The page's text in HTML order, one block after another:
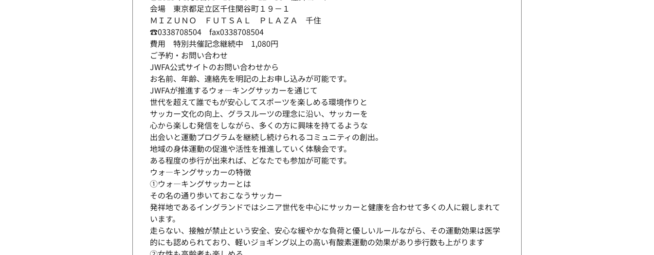
会場 東京都足立区千住関谷町１９－１
ＭＩＺＵＮＯ ＦＵＴＳＡＬ ＰＬＡＺＡ 千住
☎0338708504 fax0338708504
費用 特別共催記念継続中 1,080円
ご予約・お問い合わせ
JWFA公式サイトのお問い合わせから
お名前、年齢、連絡先を明記の上お申し込みが可能です。
JWFAが推進するウォ―キングサッカーを通じて
世代を超えて誰でもが安心してスポーツを楽しめる環境作りと
サッカー文化の向上、グラスルーツの理念に沿い、サッカーを
心から楽しむ発信をしながら、多くの方に興味を持てるような
出会いと運動プログラムを継続し続けられるコミュニティの創出。
地域の身体運動の促進や活性を推進していく体験会です。
ある程度の歩行が出来れば、どなたでも参加が可能です。
ウォ―キングサッカーの特徴
①ウォ―キングサッカーとは
その名の通り歩いておこなうサッカー
発祥地であるイングランドではシニア世代を中心にサッカーと健康を合わせて多くの人に親しまれて
います。
走らない、接触が禁止という安全、安心な緩やかな負荷と優しいルールながら、その運動効果は医学
的にも認められており、軽いジョギング以上の高い有酸素運動の効果があり歩行数も上がります